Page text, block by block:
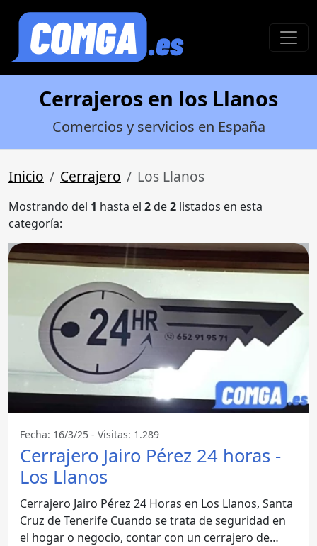
Cerrajeros en los Llanos
Comercios y servicios en España
Inicio Cerrajero Los Llanos
Mostrando del 1 hasta el 2de2 listados en esta
categoría:
Fecha: 16/3/25 - Visitas: 1.289
Cerrajero Jairo Pérez 24 horas -
Los Llanos
Cerrajero Jairo Pérez 24 Horas en Los Llanos, Santa
Cruz de Tenerife Cuando se trata de seguridad en
el hogar o negocio, contar con un cerrajero de